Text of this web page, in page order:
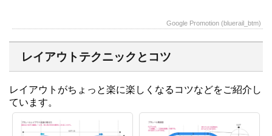
Google Promotion (bluerail_btm)
レイアウトテクニックとコツ
レイアウトがちょっと楽に楽しくなるコツなどをご紹介し
ています。